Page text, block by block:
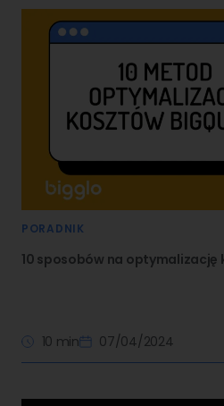
PORADNIK
10 sposobów na optymalizację
10 min 07/04/2024